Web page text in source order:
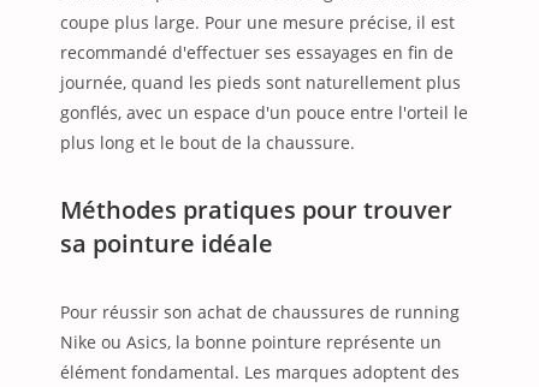
coupe plus large. Pour une mesure précise, il est
recommandé d'effectuer ses essayages en fin de
journée, quand les pieds sont naturellement plus
gonflés, avec un espace d'un pouce entre l'orteil le
plus long et le bout de la chaussure.
Méthodes pratiques pour trouver
sa pointure idéale
Pour réussir son achat de chaussures de running
Nike ou Asics, la bonne pointure représente un
élément fondamental. Les marques adoptent des